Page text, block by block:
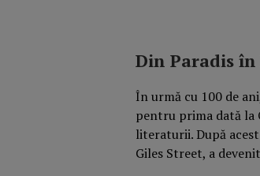
Din Paradis
În urmă cu 100 de
pentru prima dată la
literaturii. După
Giles Street, a